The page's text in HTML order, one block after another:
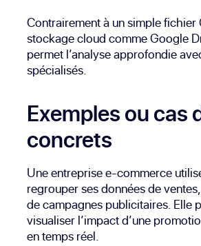
Contrairement à un simple fichier
stockage cloud comme Google
permet l’analyse approfondie
spécialisés.
Exemples ou cas
concrets
Une entreprise e-commerce
regrouper ses données de
de campagnes publicitaires. Elle
visualiser l’impact d’une
en temps réel.